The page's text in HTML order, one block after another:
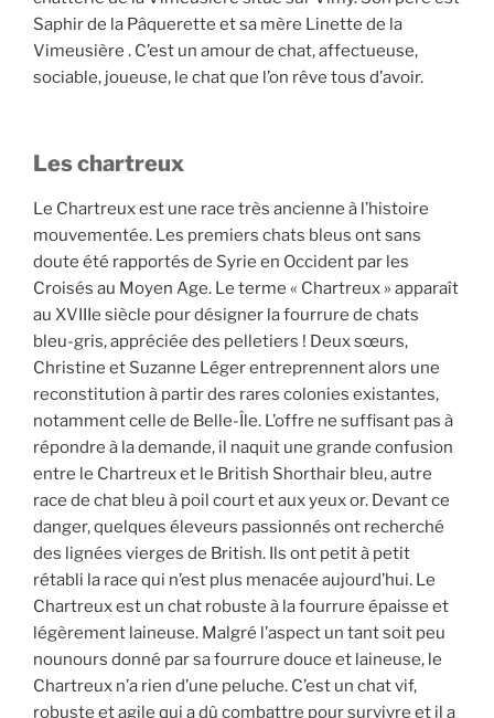
Saphir de la Pâquerette et sa mère Linette de la
Vimeusière . C’est un amour de chat, affectueuse,
sociable, joueuse, le chat que l’on rêve tous d’avoir.
Les chartreux
Le Chartreux est une race très ancienne à l’histoire
mouvementée. Les premiers chats bleus ont sans
doute été rapportés de Syrie en Occident par les
Croisés au Moyen Age. Le terme « Chartreux » apparaît
au XVIIIe siècle pour désigner la fourrure de chats
bleu-gris, appréciée des pelletiers ! Deux sœurs,
Christine et Suzanne Léger entreprennent alors une
reconstitution à partir des rares colonies existantes,
notamment celle de Belle-Île. L’offre ne suffisant pas à
répondre à la demande, il naquit une grande confusion
entre le Chartreux et le British Shorthair bleu, autre
race de chat bleu à poil court et aux yeux or. Devant ce
danger, quelques éleveurs passionnés ont recherché
des lignées vierges de British. Ils ont petit à petit
rétabli la race qui n’est plus menacée aujourd’hui. Le
Chartreux est un chat robuste à la fourrure épaisse et
légèrement laineuse. Malgré l’aspect un tant soit peu
nounours donné par sa fourrure douce et laineuse, le
Chartreux n’a rien d’une peluche. C’est un chat vif,
robuste et agile qui a dû combattre pour survivre et il a